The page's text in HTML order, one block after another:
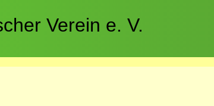
Verein e. V.